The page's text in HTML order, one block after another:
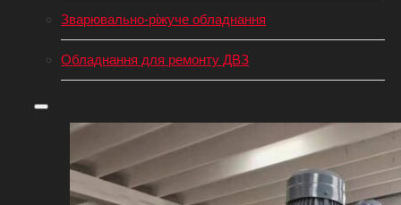
Зварювально-ріжуче обладнання
Обладнання для ремонту ДВЗ